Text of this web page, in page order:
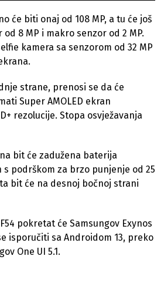
će biti onaj od 108 MP, a tu će još
8 MP i makro senzor od 2 MP.
kamera sa senzorom od 32 MP
strane, prenosi se da će
Super AMOLED ekran
rezolucije. Stopa osvježavanja
bit će zadužena baterija
s podrškom za brzo punjenje od 25
bit će na desnoj bočnoj strani
pokretat će Samsungov Exynos
isporučiti sa Androidom 13, preko
One UI 5.1.